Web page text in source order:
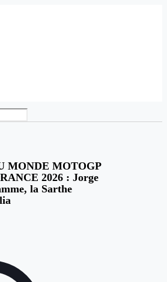
MONDE MOTOGP
2026 : Jorge
la Sarthe